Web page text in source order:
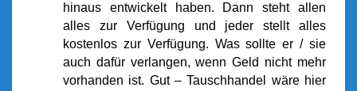
hinaus entwickelt haben. Dann steht allen
alles zur Verfügung und jeder stellt alles
kostenlos zur Verfügung. Was sollte er / sie
auch dafür verlangen, wenn Geld nicht mehr
vorhanden ist. Gut – Tauschhandel wäre hier